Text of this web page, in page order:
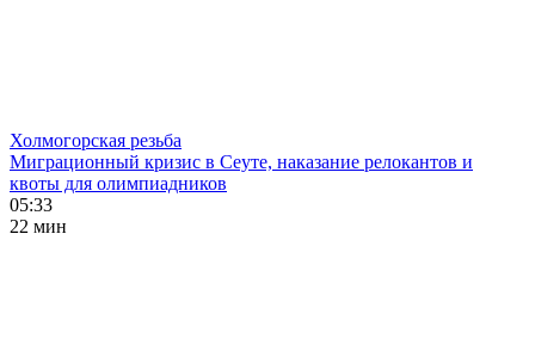
Холмогорская резьба
Миграционный кризис в Сеуте, наказание релокантов и
квоты для олимпиадников
05:33
22 мин